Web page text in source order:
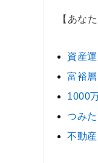
【あな
資産
富裕
1000
つみ
不動